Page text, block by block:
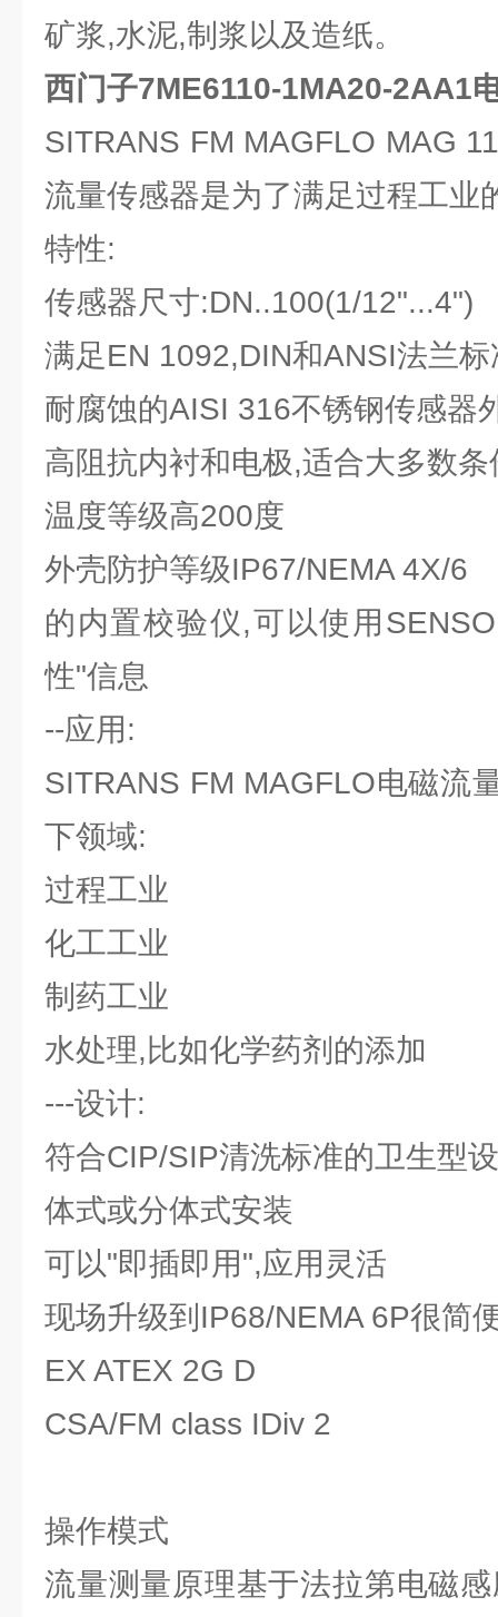
矿浆,水泥,制浆以及造纸。
西门子7ME6110-1MA20-2AA1
SITRANS FM MAGFLO MAG
流量传感器是为了满足过程工业
特性:
传感器尺寸:DN..100(1/12"...4")
满足EN 1092,DIN和ANSI法兰
耐腐蚀的AISI 316不锈钢传感器
高阻抗内衬和电极,适合大多数
温度等级高200度
外壳防护等级IP67/NEMA 4X/6
的内置校验仪,可以使用
性"信息
--应用:
SITRANS FM MAGFLO电磁流
下领域:
过程工业
化工工业
制药工业
水处理,比如化学药剂的添加
---设计:
符合CIP/SIP清洗标准的卫生型
体式或分体式安装
可以"即插即用",应用灵活
现场升级到IP68/NEMA 6P很简
EX ATEX 2G D
CSA/FM class IDiv 2
操作模式
流量测量原理基于法拉第电磁